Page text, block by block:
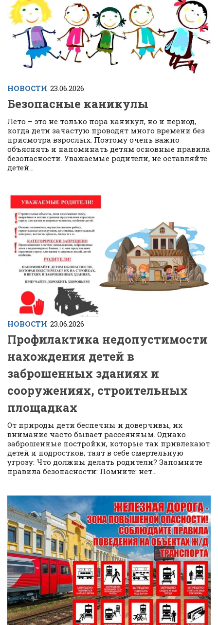
НОВОСТИ 23.06.2026
Безопасные каникулы
Лето – это не только пора каникул, но и период,
когда дети зачастую проводят много времени без
присмотра взрослых. Поэтому очень важно
объяснять и напоминать детям основные правила
безопасности. Уважаемые родители, не оставляйте
детей...
НОВОСТИ 23.06.2026
Профилактика недопустимости
нахождения детей в
заброшенных зданиях и
сооружениях, строительных
площадках
От природы дети беспечны и доверчивы, их
внимание часто бывает рассеянным. Однако
заброшенные постройки, которые так привлекают
детей и подростков, таят в себе смертельную
угрозу: Что должны делать родители? Запомните
правила безопасности: Помните: нет...